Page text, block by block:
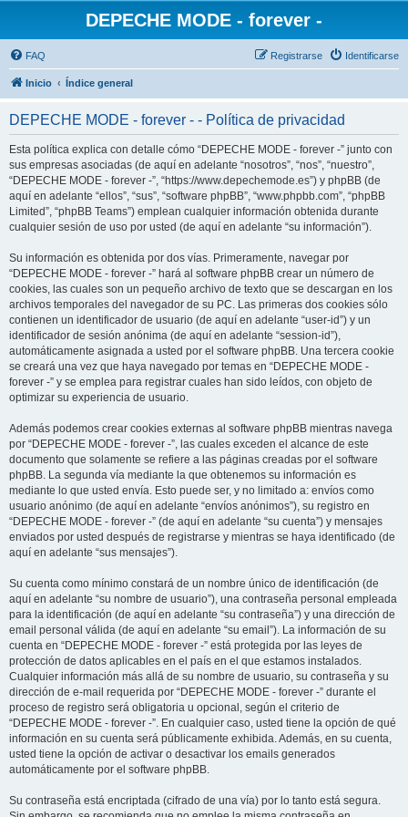
DEPECHE MODE - forever -
FAQ Identificarse
Registrarse
Inicio Índice general
DEPECHE MODE - forever - - Política de privacidad
Esta política explica con detalle cómo “DEPECHE MODE - forever -” junto con
sus empresas asociadas (de aquí en adelante “nosotros”, “nos”, “nuestro”,
“DEPECHE MODE - forever -”, “https://www.depechemode.es”) y phpBB (de
aquí en adelante “ellos”, “sus”, “software phpBB”, “www.phpbb.com”, “phpBB
Limited”, “phpBB Teams”) emplean cualquier información obtenida durante
cualquier sesión de uso por usted (de aquí en adelante “su información”).
Su información es obtenida por dos vías. Primeramente, navegar por
“DEPECHE MODE - forever -” hará al software phpBB crear un número de
cookies, las cuales son un pequeño archivo de texto que se descargan en los
archivos temporales del navegador de su PC. Las primeras dos cookies sólo
contienen un identificador de usuario (de aquí en adelante “user-id”) y un
identificador de sesión anónima (de aquí en adelante “session-id”),
automáticamente asignada a usted por el software phpBB. Una tercera cookie
se creará una vez que haya navegado por temas en “DEPECHE MODE -
forever -” y se emplea para registrar cuales han sido leídos, con objeto de
optimizar su experiencia de usuario.
Además podemos crear cookies externas al software phpBB mientras navega
por “DEPECHE MODE - forever -”, las cuales exceden el alcance de este
documento que solamente se refiere a las páginas creadas por el software
phpBB. La segunda vía mediante la que obtenemos su información es
mediante lo que usted envía. Esto puede ser, y no limitado a: envíos como
usuario anónimo (de aquí en adelante “envíos anónimos”), su registro en
“DEPECHE MODE - forever -” (de aquí en adelante “su cuenta”) y mensajes
enviados por usted después de registrarse y mientras se haya identificado (de
aquí en adelante “sus mensajes”).
Su cuenta como mínimo constará de un nombre único de identificación (de
aquí en adelante “su nombre de usuario”), una contraseña personal empleada
para la identificación (de aquí en adelante “su contraseña”) y una dirección de
email personal válida (de aquí en adelante “su email”). La información de su
cuenta en “DEPECHE MODE - forever -” está protegida por las leyes de
protección de datos aplicables en el país en el que estamos instalados.
Cualquier información más allá de su nombre de usuario, su contraseña y su
dirección de e-mail requerida por “DEPECHE MODE - forever -” durante el
proceso de registro será obligatoria u opcional, según el criterio de
“DEPECHE MODE - forever -”. En cualquier caso, usted tiene la opción de qué
información en su cuenta será públicamente exhibida. Además, en su cuenta,
usted tiene la opción de activar o desactivar los emails generados
automáticamente por el software phpBB.
Su contraseña está encriptada (cifrado de una vía) por lo tanto está segura.